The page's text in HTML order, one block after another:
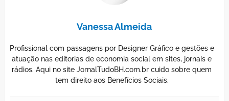
Vanessa Almeida
Profissional com passagens por Designer Gráfico e gestões e
atuação nas editorias de economia social em sites, jornais e
rádios. Aqui no site JornalTudoBH.com.br cuido sobre quem
tem direito aos Benefícios Sociais.